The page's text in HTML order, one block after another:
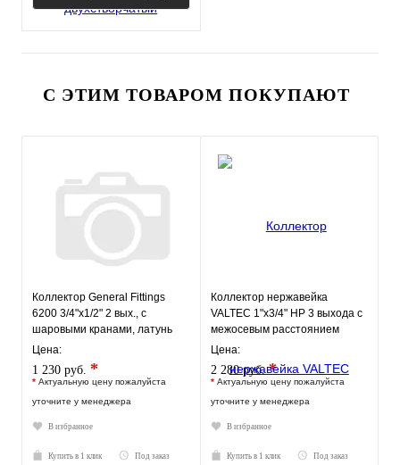
С ЭТИМ ТОВАРОМ ПОКУПАЮТ
Коллектор General Fittings
6200 3/4"х1/2" 2 вых., c
шаровыми кранами, латунь
никелир., красный регул
Цена:
1 230 руб. *
* Актуальную цену пожалуйста
уточните у менеджера
В избранное
Купить в 1 клик Под заказ
Коллектор нержавейка
VALTEC 1"х3/4" НР 3 выхода с
межосевым расстоянием
выходов 50мм
Цена:
2 280 руб.*
* Актуальную цену пожалуйста
уточните у менеджера
В избранное
Купить в 1 клик Под заказ